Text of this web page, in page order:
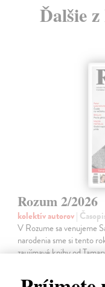
Ďalšie
Rozum 2/2026
kolektív autorov|
V Rozume sa venujeme
narodenia sme si tento
zaujímavé knihy od
Na sklade